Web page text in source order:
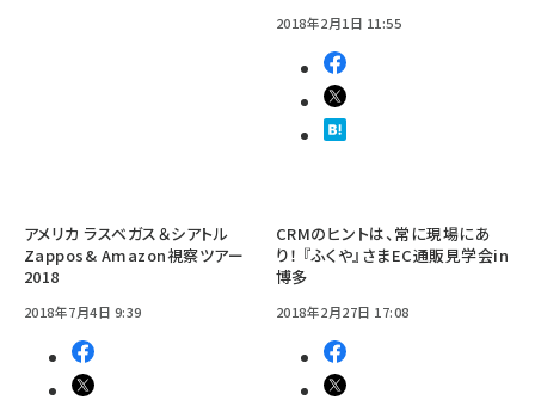
2018年2月1日 11:55
アメリカ ラスベガス＆シアトル
Zappos& Amazon視察ツアー
2018
2018年7月4日 9:39
CRMのヒントは、常に現場にあ
り！ 『ふくや』さまEC通販見学会in
博多
2018年2月27日 17:08